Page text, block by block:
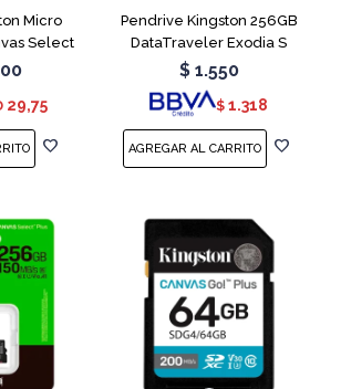
Micro
Select
29,75
Pendrive Kingston 256GB
DataTraveler Exodia S
Naranja
$ 1.550
$ 1.318